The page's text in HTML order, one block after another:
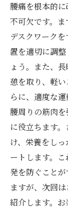
腰痛を根本的
不可欠です。ま
デスクワーク
置を適切に調
ょう。また、
憩を取り、軽
らに、適度な
腰周りの筋肉
に役立ちます
け、栄養をし
ートします。
発を防ぐこと
ますが、次回
紹介します。お